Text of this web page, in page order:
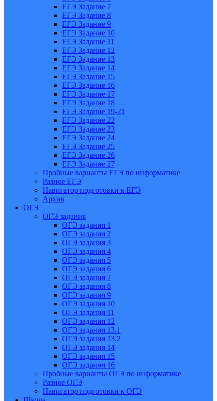
ЕГЭ Задание 7
ЕГЭ Задание 8
ЕГЭ Задание 9
ЕГЭ Задание 10
ЕГЭ Задание 11
ЕГЭ Задание 12
ЕГЭ Задание 13
ЕГЭ Задание 14
ЕГЭ Задание 15
ЕГЭ Задание 16
ЕГЭ Задание 17
ЕГЭ Задание 18
ЕГЭ Задание 19-21
ЕГЭ Задание 22
ЕГЭ Задание 23
ЕГЭ Задание 24
ЕГЭ Задание 25
ЕГЭ Задание 26
ЕГЭ Задание 27
Пробные варианты ЕГЭ по информатике
Разное ЕГЭ
Навигатор подготовки к ЕГЭ
Архив
ОГЭ
ОГЭ задания
ОГЭ задания 1
ОГЭ задания 2
ОГЭ задания 3
ОГЭ задания 4
ОГЭ задания 5
ОГЭ задания 6
ОГЭ задания 7
ОГЭ задания 8
ОГЭ задания 9
ОГЭ задания 10
ОГЭ задания 11
ОГЭ задания 12
ОГЭ задания 13.1
ОГЭ задания 13.2
ОГЭ задания 14
ОГЭ задания 15
ОГЭ задания 16
Пробные варианты ОГЭ по информатике
Разное ОГЭ
Навигатор подготовки к ОГЭ